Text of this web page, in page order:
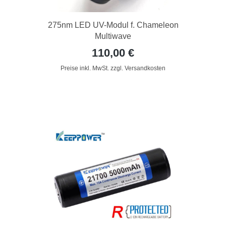
275nm LED UV-Modul f. Chameleon
Multiwave
110,00 €
Preise inkl. MwSt. zzgl. Versandkosten